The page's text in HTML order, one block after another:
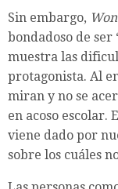
Sin embargo,
bondadoso de
muestra las
protagonista. Al
miran y no se
en acoso escolar.
viene dado por
sobre los cuáles